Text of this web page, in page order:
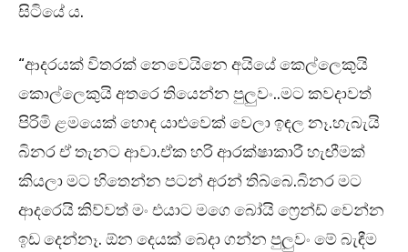
සිටියේ ය.
“ආදරයක් විතරක් නෙවෙයිනෙ අයියේ කෙල්ලෙකුයි
කොල්ලෙකුයි අතරෙ තියෙන්න පුලුවං..මට කවදාවත්
පිරිමි ළමයෙක් හොඳ යාළුවෙක් වෙලා ඉඳල නෑ.හැබැයි
බිනර ඒ තැනට ආවා.ඒක හරි ආරක්ෂාකාරී හැඟීමක්
කියලා මට හිතෙන්න පටන් අරන් තිබ්බෙ.බිනර මට
ආදරෙයි කිව්වත් මං එයාට මගෙ බෝයි ෆ්‍රෙන්ඩ් වෙන්න
ඉඩ දෙන්නෑ. ඕන දෙයක් බෙදා ගන්න පුලුවං මේ බැඳීම